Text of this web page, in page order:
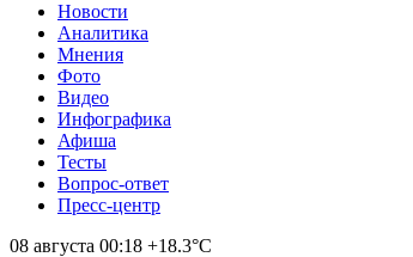
Новости
Аналитика
Мнения
Фото
Видео
Инфографика
Афиша
Тесты
Вопрос-ответ
Пресс-центр
08 августа 00:18 +18.3°С